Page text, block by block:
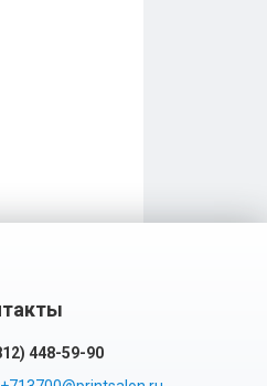
448-59-90